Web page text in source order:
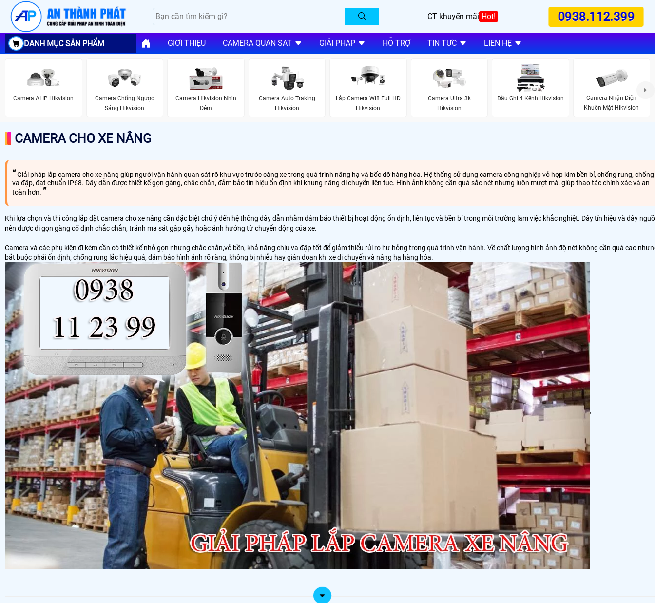
CT khuyến mãi Hot! 0938.112.399
DANH MỤC SẢN PHẨM GIỚI THIỆU CAMERA QUAN SÁT GIẢI PHÁP HỖ TRỢ TIN TỨC LIÊN HỆ
Camera AI IP Hikvision
Camera Chống Ngược
Sáng Hikvision
Camera Hikvision Nhìn
Đêm
Camera Auto Traking
Hikvision
Lắp Camera Wifi Full HD
Hikvision
Camera Ultra 3k
Hikvision
Đầu Ghi 4 Kênh Hikvision
Camera Nhận Diện
Khuôn Mặt Hikvision
CAMERA CHO XE NÂNG
Giải pháp lắp camera cho xe nâng giúp người vận hành quan sát rõ khu vực trước càng xe trong quá trình nâng hạ và bốc dỡ hàng hóa. Hệ thống sử dụng camera công nghiệp vỏ hợp kim bền bỉ, chống rung, chống
va đập, đạt chuẩn IP68. Dây dẫn được thiết kế gọn gàng, chắc chắn, đảm bảo tín hiệu ổn định khi khung nâng di chuyển liên tục. Hình ảnh không cần quá sắc nét nhưng luôn mượt mà, giúp thao tác chính xác và an
toàn hơn.
Khi lựa chọn và thi công lắp đặt camera cho xe nâng cần đặc biệt chú ý đến hệ thống dây dẫn nhằm đảm bảo thiết bị hoạt động ổn định, liên tục và bền bỉ trong môi trường làm việc khắc nghiệt. Dây tín hiệu và dây
nên được đi gọn gàng cố định chắc chắn, tránh ma sát gập gãy hoặc ảnh hưởng từ chuyển động của xe.
Camera và các phụ kiện đi kèm cần có thiết kế nhỏ gọn nhưng chắc chắn,vỏ bền, khả năng chịu va đập tốt để giảm thiểu rủi ro hư hỏng trong quá trình vận hành. Về chất lượng hình ảnh độ nét không cần quá cao
bắt buộc phải ổn định, chống rung lắc hiệu quả, đảm bảo hình ảnh rõ ràng, không bị nhiễu hay gián đoạn khi xe di chuyển và nâng hạ hàng hóa.
'